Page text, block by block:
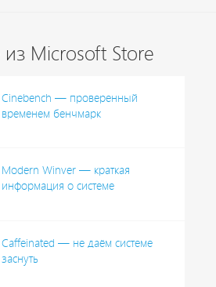
Microsoft Store
Cinebench — проверенный
временем бенчмарк
Modern Winver — краткая
информация о системе
Caffeinated — не даём системе
заснуть